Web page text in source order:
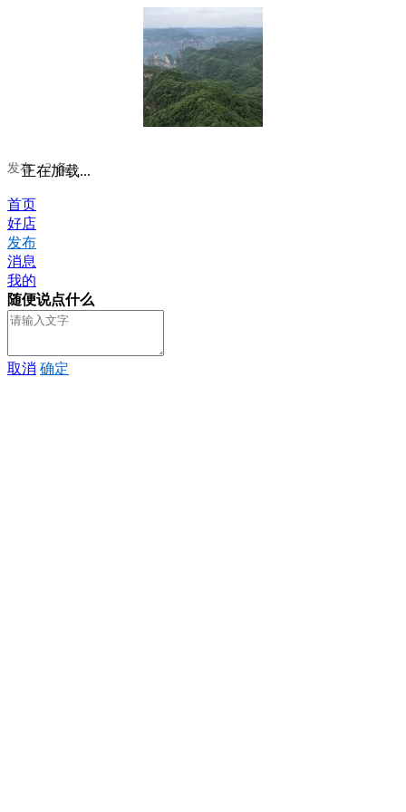
发布：2 条
正在加载...
首页
好店
发布
消息
我的
随便说点什么
取消 确定